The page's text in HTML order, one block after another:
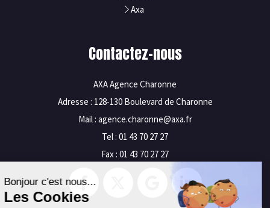
Axa
Contactez-nous
AXA Agence Charonne
Adresse : 128-130 Boulevard de Charonne
Mail : agence.charonne@axa.fr
Tel : 01 43 70 27 27
Fax : 01 43 70 27 27